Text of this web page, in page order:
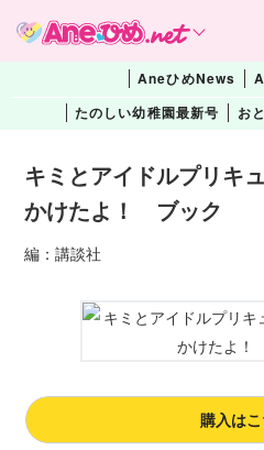
AneひめNews
たのしい幼稚園最新号
お
キミとアイドルプリ
かけたよ！ ブック
編：講談社
購入は